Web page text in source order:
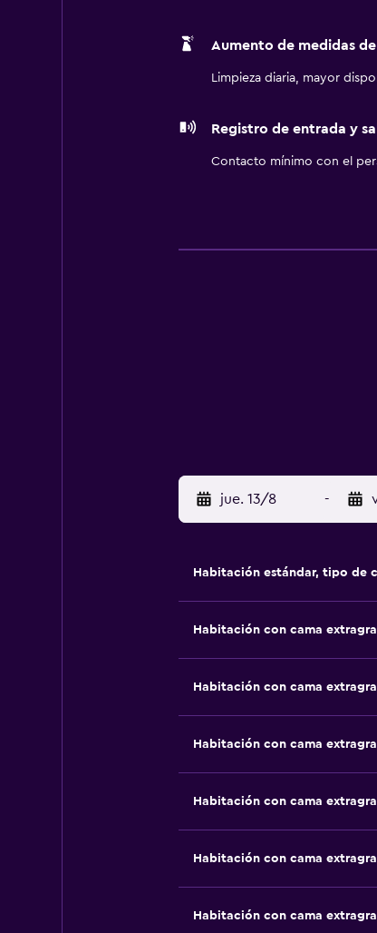
Aumento de medidas
Limpieza diaria, mayor
Registro de entrada y
Contacto mínimo con el
jue. 13/8 -
Habitación estándar, tipo de
Habitación con cama
Habitación con cama
Habitación con cama
Habitación con cama
Habitación con cama
Habitación con cama